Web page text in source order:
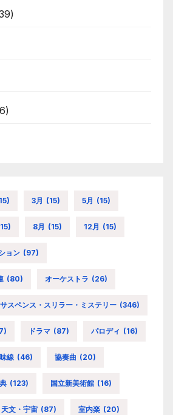
3月 (15) 5月 (15)
8月 (15) 12月 (15)
ョン (97)
(80) オーケストラ (26)
サスペンス・スリラー・ミステリー (346)
ドラマ (87) パロディ (16)
線 (46) 協奏曲 (20)
(123) 国立新美術館 (16)
天文・宇宙 (87) 室内楽 (20)